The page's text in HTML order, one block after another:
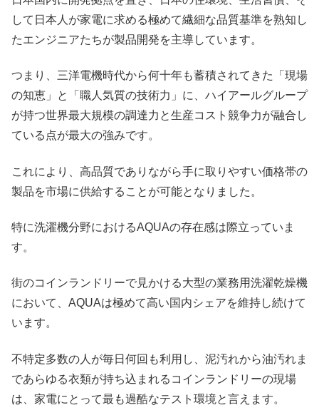
して日本人が家電に求める極めて繊細な品質基準を熟知し
たエンジニアたちが製品開発を主導しています。
つまり、三洋電機時代から何十年も蓄積されてきた「現場
の知恵」と「職人気質の技術力」に、ハイアールグループ
が持つ世界最大規模の調達力と生産コスト競争力が融合し
ている点が最大の強みです。
これにより、高品質でありながら手に取りやすい価格帯の
製品を市場に供給することが可能となりました。
特に洗濯機分野におけるAQUAの存在感は際立っていま
す。
街のコインランドリーで見かける大型の業務用洗濯乾燥機
において、AQUAは極めて高い国内シェアを維持し続けて
います。
不特定多数の人が毎日何回も利用し、泥汚れから油汚れま
であらゆる衣類が持ち込まれるコインランドリーの現場
は、家電にとって最も過酷なテスト環境と言えます。